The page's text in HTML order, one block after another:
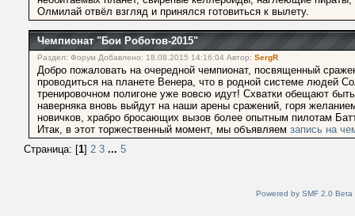
Олмилай отвёл взгляд и принялся готовиться к вылету.
Чемпионат "Бои Роботов-2015"
Раздел: Форум Добавлено: 18.08.2015 14:16:04 Автор: SergR
Добро пожаловать на очередной чемпионат, посвященный
проводиться на планете Венера, что в родной системе людей
тренировочном полигоне уже вовсю идут! Схватки обещают
наверняка вновь выйдут на наши арены сражений, горя
новичков, храбро бросающих вызов более опытным пилотам
Итак, в этот торжественный момент, мы объявляем запись на
Страница: [1] 2 3 ... 5
Powered by SMF 2.0 Beta